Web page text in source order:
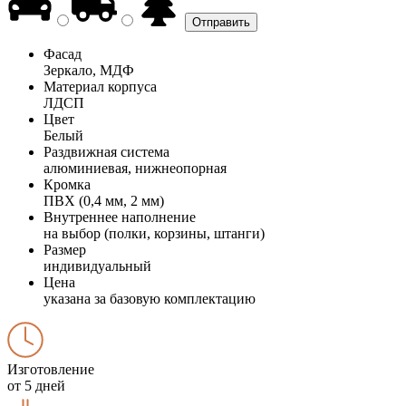
Фасад
Зеркало, МДФ
Материал корпуса
ЛДСП
Цвет
Белый
Раздвижная система
алюминиевая, нижнеопорная
Кромка
ПВХ (0,4 мм, 2 мм)
Внутреннее наполнение
на выбор (полки, корзины, штанги)
Размер
индивидуальный
Цена
указана за базовую комплектацию
Изготовление
от 5 дней